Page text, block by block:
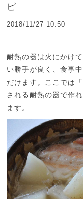
ピ
2018/11/27 10:50
耐熱の器は火にかけ
い勝手が良く、食事
だけます。ここでは
される耐熱の器で作
ます。